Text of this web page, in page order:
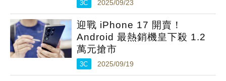
3C 2025/09/23
迎戰 iPhone 17 開賣！
Android 最熱銷機皇下殺 1.2
萬元搶市
3C 2025/09/19